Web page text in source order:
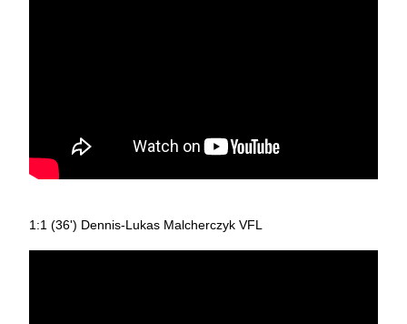
1:1 (36') Dennis-Lukas Malcherczyk VFL